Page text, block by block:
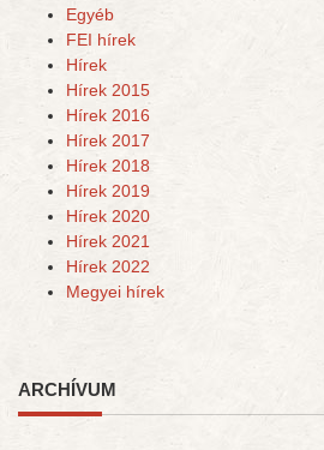
Egyéb
FEI hírek
Hírek
Hírek 2015
Hírek 2016
Hírek 2017
Hírek 2018
Hírek 2019
Hírek 2020
Hírek 2021
Hírek 2022
Megyei hírek
ARCHÍVUM